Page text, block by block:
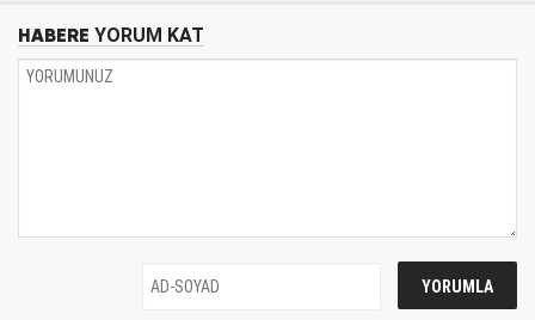
HABERE YORUM KAT